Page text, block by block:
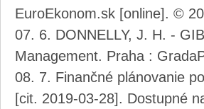
EuroEkonom.sk [online]. ©
6. DONNELLY, J. H. -
Management. Praha :
7. Finančné plánovanie
[cit. 2019-03-28]. Dostupné